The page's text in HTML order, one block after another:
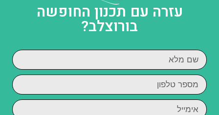
עזרה עם תכנון החופשה
בורוצלב?